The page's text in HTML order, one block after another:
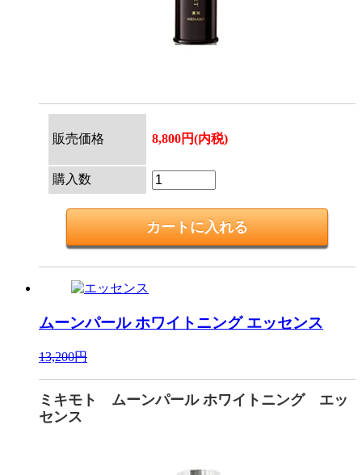
販売価格 8,800円(内税)
購入数
ムーンパール ホワイトニング エッセンス
13,200円
ミキモト ムーンパール ホワイトニング エッ
センス